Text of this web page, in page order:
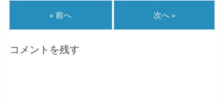
« 前へ 次へ »
コメントを残す